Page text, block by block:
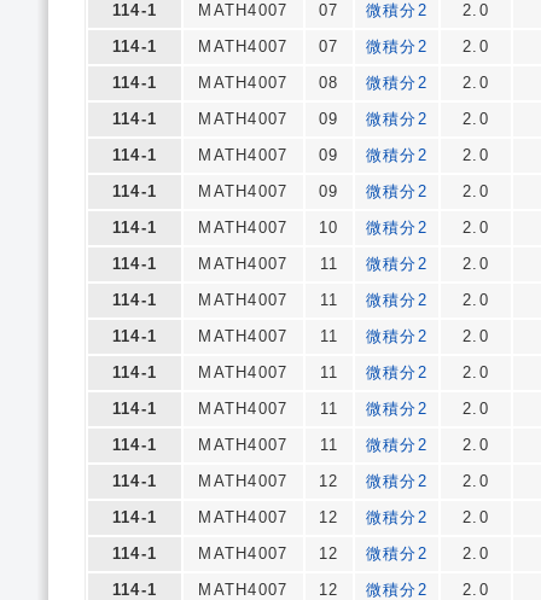
114-1
MATH4007 07 微積分2
2.0
114-1
MATH4007 07 微積分2
2.0
114-1
MATH4007 08 微積分2
2.0
114-1
MATH4007 09 微積分2
2.0
114-1
MATH4007 09 微積分2
2.0
114-1
MATH4007 09 微積分2
2.0
114-1
MATH4007 10 微積分2
2.0
114-1
MATH4007 11 微積分2
2.0
114-1
MATH4007 11 微積分2
2.0
114-1
MATH4007 11 微積分2
2.0
114-1
MATH4007 11 微積分2
2.0
114-1
MATH4007 11 微積分2
2.0
114-1
MATH4007 11 微積分2
2.0
114-1
MATH4007 12 微積分2
2.0
114-1
MATH4007 12 微積分2
2.0
114-1
MATH4007 12 微積分2
2.0
114-1
MATH4007 12 微積分2
2.0